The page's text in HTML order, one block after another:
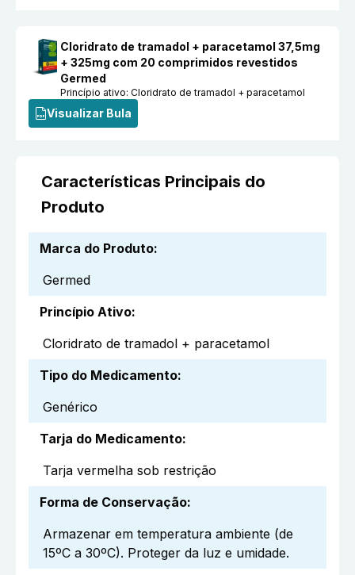
Cloridrato de tramadol + paracetamol 37,5mg
+ 325mg com 20 comprimidos revestidos
Germed
Princípio ativo:Cloridrato de tramadol + paracetamol
Visualizar Bula
Características Principais do
Produto
Marca do Produto:
Germed
Princípio Ativo:
Cloridrato de tramadol + paracetamol
Tipo do Medicamento:
Genérico
Tarja do Medicamento:
Tarja vermelha sob restrição
Forma de Conservação:
Armazenar em temperatura ambiente (de
15ºC a 30ºC). Proteger da luz e umidade.